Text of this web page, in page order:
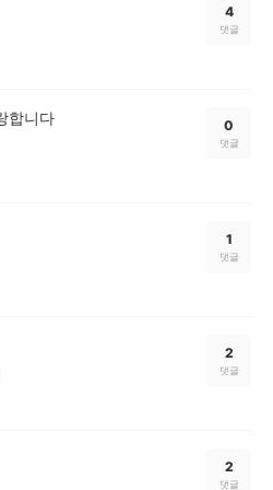
4
댓글
합니다 0
댓글
1
댓글
2
댓글
2
댓글